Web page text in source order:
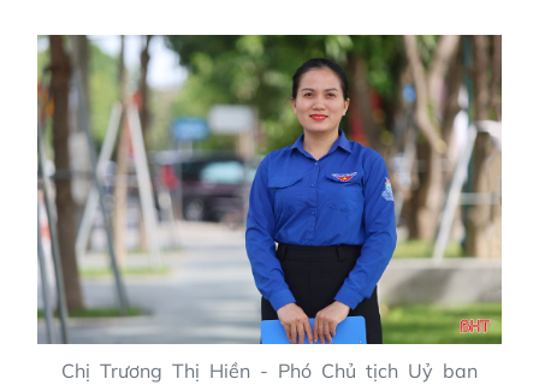
Chị Trương Thị Hiền - Phó Chủ tịch Uỷ ban